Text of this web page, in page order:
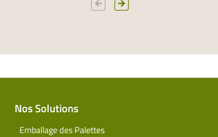
Nos Solutions
Emballage des Palettes